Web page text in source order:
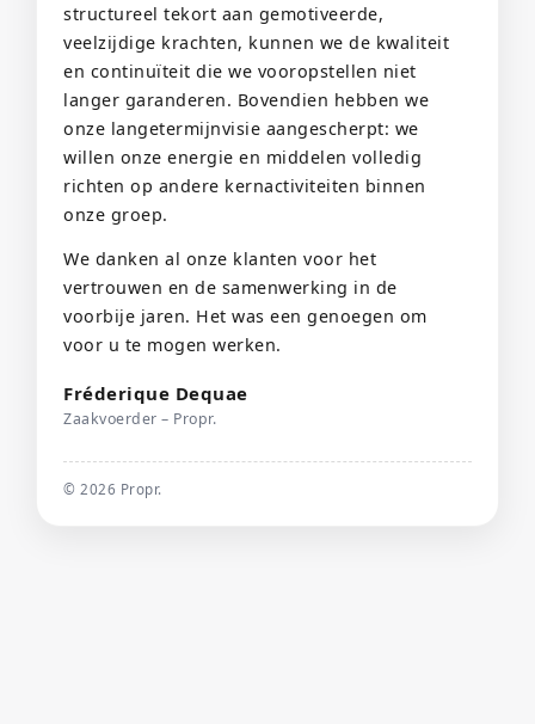
structureel tekort aan gemotiveerde,
veelzijdige krachten, kunnen we de kwaliteit
en continuïteit die we vooropstellen niet
langer garanderen. Bovendien hebben we
onze langetermijnvisie aangescherpt: we
willen onze energie en middelen volledig
richten op andere kernactiviteiten binnen
onze groep.
We danken al onze klanten voor het
vertrouwen en de samenwerking in de
voorbije jaren. Het was een genoegen om
voor u te mogen werken.
Fréderique Dequae
Zaakvoerder – Propr.
© 2026 Propr.